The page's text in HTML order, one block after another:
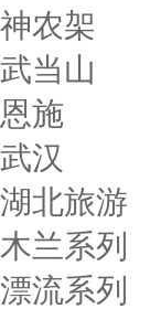
神农架
武当山
恩施
武汉
湖北旅游
木兰系列
漂流系列